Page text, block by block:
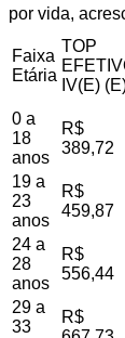
por vida,
Faixa
Etária
TOP
IV(E)
0 a
18
anos
R$
389,72
19 a
23
anos
R$
459,87
24 a
28
anos
R$
556,44
29 a
33
R$